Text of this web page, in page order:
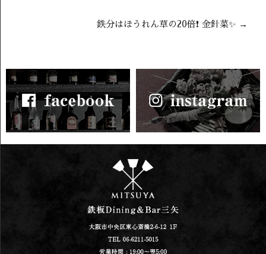
鉄分はほうれん草の20倍❗️ 金針菜✨ →